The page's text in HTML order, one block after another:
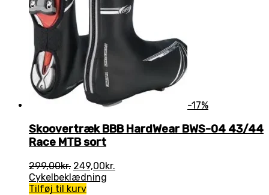
-17%
Skoovertræk BBB HardWear BWS-04 43/44
Race MTB sort
299,00kr. Den
oprindelige
pris
249,00kr.
Cykelbeklædning
Tilføj til kurv